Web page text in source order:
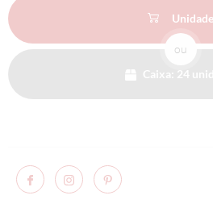
Unidade
ou
Caixa: 24